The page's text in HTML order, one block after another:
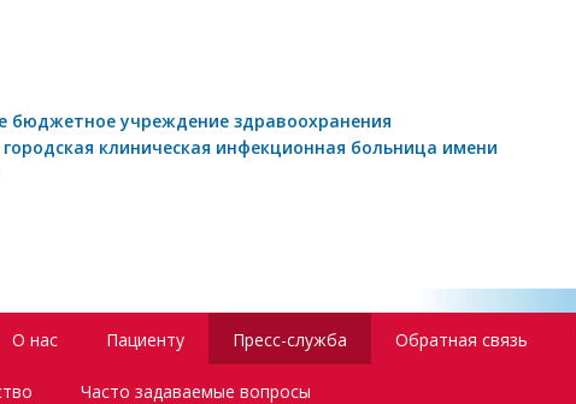
бюджетное учреждение здравоохранения
клиническая инфекционная больница имени
О нас Пациенту Пресс-служба Обратная связь
Часто задаваемые вопросы